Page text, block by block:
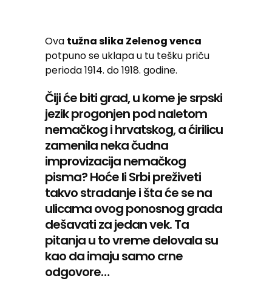
Ova tužna slika Zelenog venca
potpuno se uklapa u tu tešku priču
perioda 1914. do 1918. godine.
Čiji će biti grad, u kome je srpski
jezik progonjen pod naletom
nemačkog i hrvatskog, a ćirilicu
zamenila neka čudna
improvizacija nemačkog
pisma? Hoće li Srbi preživeti
takvo stradanje i šta će se na
ulicama ovog ponosnog grada
dešavati za jedan vek. Ta
pitanja u to vreme delovala su
kao da imaju samo crne
odgovore…